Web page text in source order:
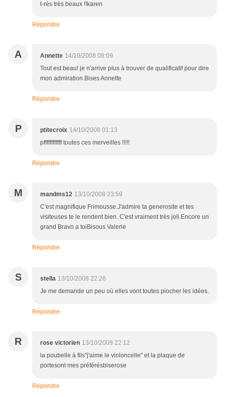
t-rès très beaux !!karen
Répondre
A Annette 14/10/2008 08:09
Tout est beau! je n'arrive plus à trouver de qualificatif pour dire
mon admiration.Bises Annette
Répondre
P ptitecroix 14/10/2008 01:13
pffffffffffff toutes ces merveilles !!!!!
Répondre
M mandms12 13/10/2008 23:59
C'est magnifique Frimousse.J'admire ta generosite et tes
visiteuses te le rendent bien. C'est vraiment très joli.Encore un
grand Bravo a toiBisous Valerie
Répondre
S stella 13/10/2008 22:26
Je me demande un peu où elles vont toutes piocher les idées.
Répondre
R rose victorien 13/10/2008 22:12
la poubelle à fils"j'aime le violoncelle" et la plaque de
portesont mes préférésbiserose
Répondre